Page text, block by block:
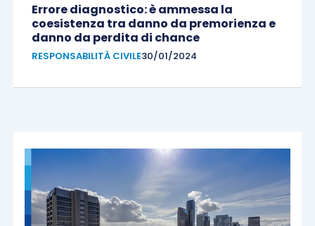
Errore diagnostico: è ammessa la
coesistenza tra danno da premorienza e
danno da perdita di chance
RESPONSABILITÀ CIVILE30/01/2024